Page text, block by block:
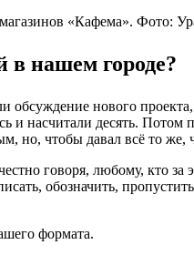
«Кафема». Фото:
в нашем городе?
обсуждение нового
и насчитали десять.
но, чтобы давал всё то же,
говоря, любому, кто за
обозначить,
формата.